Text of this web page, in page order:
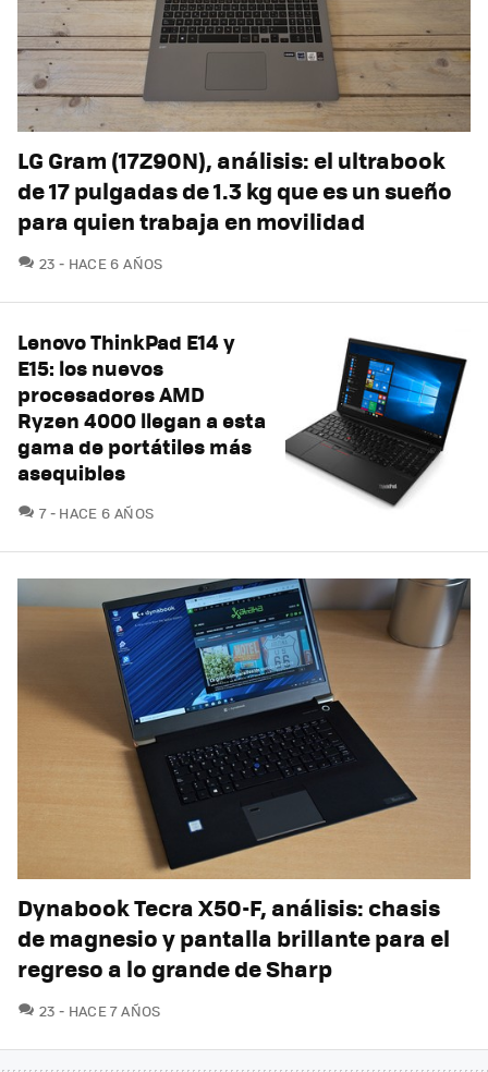
LG Gram (17Z90N), análisis: el ultrabook
de 17 pulgadas de 1.3 kg que es un sueño
para quien trabaja en movilidad
23 COMENTARIOS
HACE 6 AÑOS
Lenovo ThinkPad E14 y
E15: los nuevos
procesadores AMD
Ryzen 4000 llegan a esta
gama de portátiles más
asequibles
7COMENTARIOS
HACE 6 AÑOS
Dynabook Tecra X50-F, análisis: chasis
de magnesio y pantalla brillante para el
regreso a lo grande de Sharp
23 COMENTARIOS
HACE 7 AÑOS